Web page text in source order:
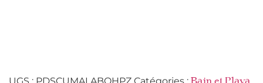
UGS : PDSCUMALABOHPZ Catégories :